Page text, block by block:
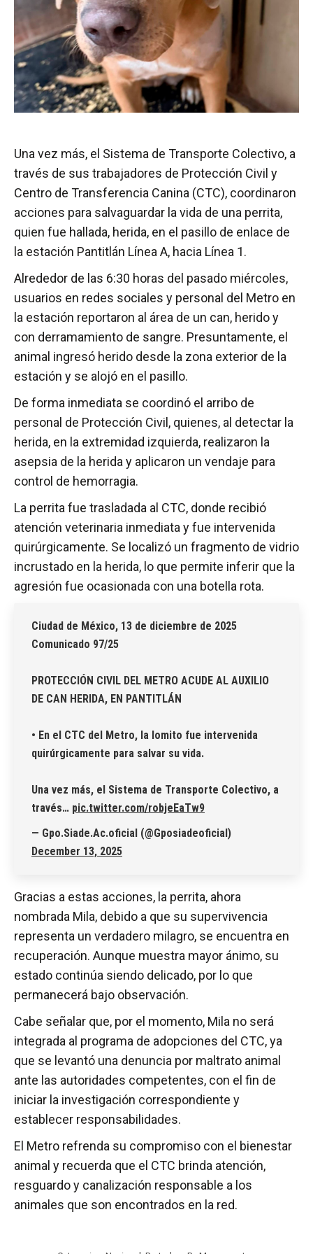
Una vez más, el Sistema de Transporte Colectivo, a
través de sus trabajadores de Protección Civil y
Centro de Transferencia Canina (CTC), coordinaron
acciones para salvaguardar la vida de una perrita,
quien fue hallada, herida, en el pasillo de enlace de
la estación Pantitlán Línea A, hacia Línea 1.
Alrededor de las 6:30 horas del pasado miércoles,
usuarios en redes sociales y personal del Metro en
la estación reportaron al área de un can, herido y
con derramamiento de sangre. Presuntamente, el
animal ingresó herido desde la zona exterior de la
estación y se alojó en el pasillo.
De forma inmediata se coordinó el arribo de
personal de Protección Civil, quienes, al detectar la
herida, en la extremidad izquierda, realizaron la
asepsia de la herida y aplicaron un vendaje para
control de hemorragia.
La perrita fue trasladada al CTC, donde recibió
atención veterinaria inmediata y fue intervenida
quirúrgicamente. Se localizó un fragmento de vidrio
incrustado en la herida, lo que permite inferir que la
agresión fue ocasionada con una botella rota.
Ciudad de México, 13 de diciembre de 2025
Comunicado 97/25
PROTECCIÓN CIVIL DEL METRO ACUDE AL AUXILIO
DE CAN HERIDA, EN PANTITLÁN
• En el CTC del Metro, la lomito fue intervenida
quirúrgicamente para salvar su vida.
Una vez más, el Sistema de Transporte Colectivo, a
través… pic.twitter.com/robjeEaTw9
— Gpo.Siade.Ac.oficial (@Gposiadeoficial)
December 13, 2025
Gracias a estas acciones, la perrita, ahora
nombrada Mila, debido a que su supervivencia
representa un verdadero milagro, se encuentra en
recuperación. Aunque muestra mayor ánimo, su
estado continúa siendo delicado, por lo que
permanecerá bajo observación.
Cabe señalar que, por el momento, Mila no será
integrada al programa de adopciones del CTC, ya
que se levantó una denuncia por maltrato animal
ante las autoridades competentes, con el fin de
iniciar la investigación correspondiente y
establecer responsabilidades.
El Metro refrenda su compromiso con el bienestar
animal y recuerda que el CTC brinda atención,
resguardo y canalización responsable a los
animales que son encontrados en la red.